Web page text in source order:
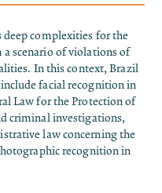
complexities for the
scenario of violations of
In this context, Brazil
facial recognition in
Law for the Protection of
criminal investigations,
law concerning the
recognition in